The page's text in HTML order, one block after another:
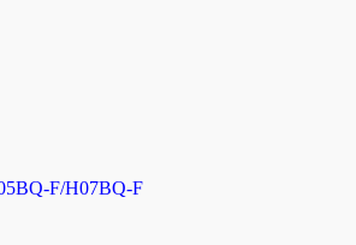
F/H07BQ-F